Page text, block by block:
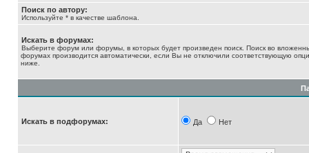
Поиск по автору:
Используйте * в качестве шаблона.
Искать в форумах:
Выберите форум или форумы, в которых будет произведен поиск. Поиск во
форумах производится автоматически, если Вы не отключили соответствующую
ниже.
Искать в подфорумах: Да Нет